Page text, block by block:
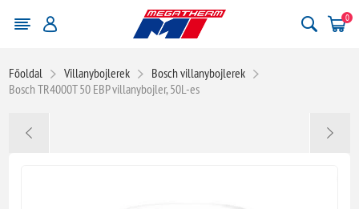
0
Főoldal Villanybojlerek
Bosch villanybojlerek
Bosch TR4000T 50 EBP villanybojler, 50L-es